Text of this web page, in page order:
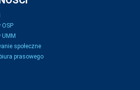
społeczne
prasowego